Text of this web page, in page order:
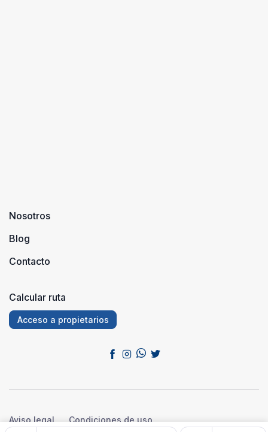
Nosotros
Blog
Contacto
Calcular ruta
Acceso a propietarios
Aviso legal
Condiciones de uso